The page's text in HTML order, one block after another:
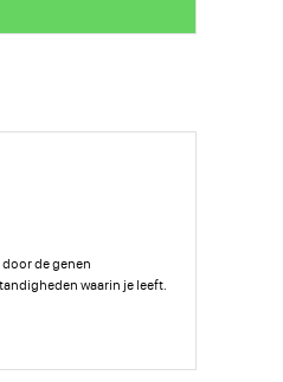
de genen
waarin je leeft.